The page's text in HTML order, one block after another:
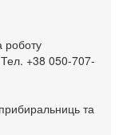
роботу
Тел. +38 050-707-
та